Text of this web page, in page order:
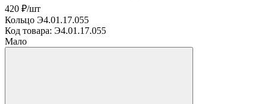
420 ₽/шт
Кольцо Э4.01.17.055
Код товара: Э4.01.17.055
Мало